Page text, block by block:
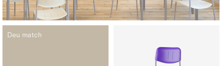
Deu match